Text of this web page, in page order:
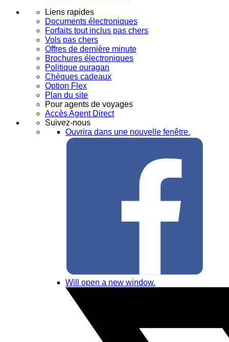
Liens rapides
Documents électroniques
Forfaits tout inclus pas chers
Vols pas chers
Offres de dernière minute
Brochures électroniques
Politique ouragan
Chèques cadeaux
Option Flex
Plan du site
Pour agents de voyages
Accès Agent Direct
Suivez-nous
Ouvrira dans une nouvelle fenêtre.
Will open a new window.